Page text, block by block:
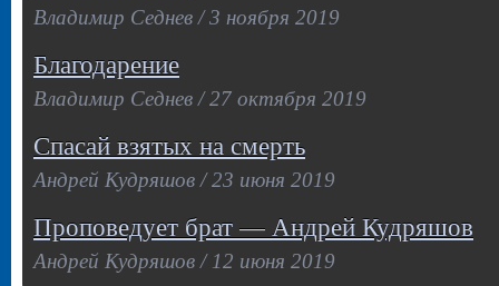
Владимир Седнев / 3 ноября 2019
Благодарение
Владимир Седнев / 27 октября 2019
Спасай взятых на смерть
Андрей Кудряшов / 23 июня 2019
Проповедует брат — Андрей Кудряшов
Андрей Кудряшов / 12 июня 2019